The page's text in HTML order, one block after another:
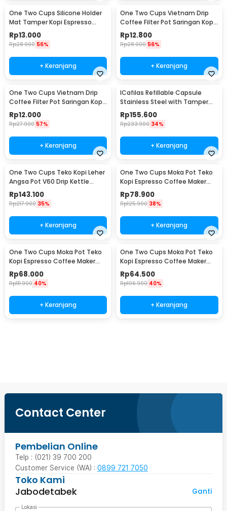
One Two Cups Silicone Holder
Mat Tamper Kopi Espresso
Barista - 0310
Rp13.000
Rp28.900 56%
+ Keranjang
One Two Cups Vietnam Drip
Coffee Filter Pot Saringan Kopi
124ml 7Q - LC1
Rp12.800
Rp28.900 56%
+ Keranjang
One Two Cups Vietnam Drip
Coffee Filter Pot Saringan Kopi
114ml 6Q - LC1
Rp12.000
Rp27.900 57%
+ Keranjang
ICafilas Refillable Capsule
Stainless Steel with Tamper
for Nespresso - F456
Rp155.600
Rp233.900 34%
+ Keranjang
One Two Cups Teko Kopi Leher
Angsa Pot V60 Drip Kettle
960ml - RF-15
Rp143.100
Rp217.900 35%
+ Keranjang
One Two Cups Moka Pot Teko
Kopi Espresso Coffee Maker
Stovetop 6 Cup 300ml - Z21
Rp78.900
Rp125.900 38%
+ Keranjang
One Two Cups Moka Pot Teko
Kopi Espresso Coffee Maker
Stovetop 4 Cup 200ml - Z21
Rp68.000
Rp111.900 40%
+ Keranjang
One Two Cups Moka Pot Teko
Kopi Espresso Coffee Maker
Stovetop 2 Cup 100ml - Z21
Rp64.500
Rp106.900 40%
+ Keranjang
Contact Center
Pembelian Online
Telp : (021) 39 700 200
Customer Service (WA) : 0899 721 7050
Toko Kami
Jabodetabek
Ganti
Lokasi